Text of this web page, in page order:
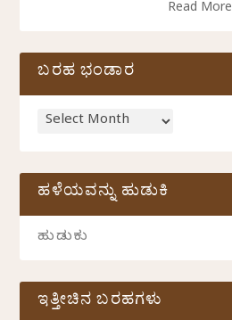
Read More
ಬರಹ ಭಂಡಾರ
ಹಳೆಯವನ್ನು ಹುಡುಕಿ
ಇತ್ತೀಚಿನ ಬರಹಗಳು